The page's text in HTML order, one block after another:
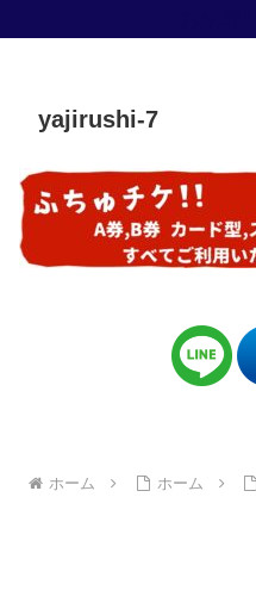
yajirushi-7
ホーム ホーム